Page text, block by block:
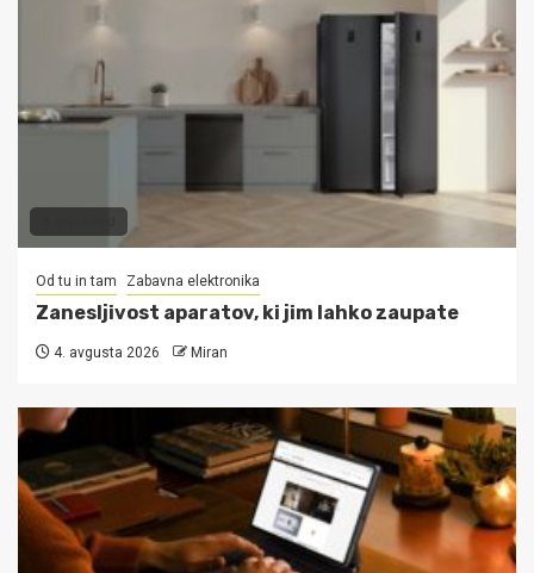
Od tu in tam Zabavna elektronika
Zanesljivost aparatov, ki jim lahko zaupate
4. avgusta 2026 Miran